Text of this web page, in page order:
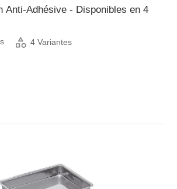
Anti-Adhésive - Disponibles en 4
4 Variantes